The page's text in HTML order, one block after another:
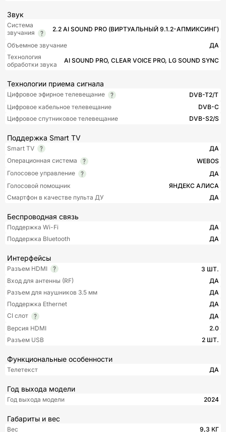
Звук
Система
звучания
2.2 AI SOUND PRO (ВИРТУАЛЬНЫЙ 9.1.2-АПМИКСИНГ)
Объемное звучание
ДА
Технология
обработки звука
AI SOUND PRO, CLEAR VOICE PRO, LG SOUND SYNC
Технологии приема сигнала
Цифровое эфирное телевещание
DVB-T2/T
Цифровое кабельное телевещание
DVB-C
Цифровое спутниковое телевещание
DVB-S2/S
Поддержка Smart TV
Smart TV
ДА
Операционная система
WEBOS
Голосовое управление
ДА
Голосовой помощник
ЯНДЕКС АЛИСА
Смартфон в качестве пульта ДУ
ДА
Беспроводная связь
Поддержка Wi-Fi
ДА
Поддержка Bluetooth
ДА
Интерфейсы
Разъем HDMI
3 ШТ.
Вход для антенны (RF)
ДА
Разъем для наушников 3.5 мм
ДА
Поддержка Ethernet
ДА
CI слот
ДА
Версия HDMI
2.0
Разъем USB
2 ШТ.
Функциональные особенности
Телетекст ДА
Год выхода модели
Год выхода модели 2024
Габариты и вес
Вес 9,3 КГ